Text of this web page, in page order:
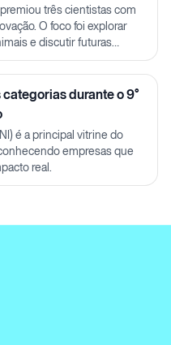
três cientistas com
O foco foi explorar
e discutir futuras
durante o 9°
é a principal vitrine do
empresas que
real.